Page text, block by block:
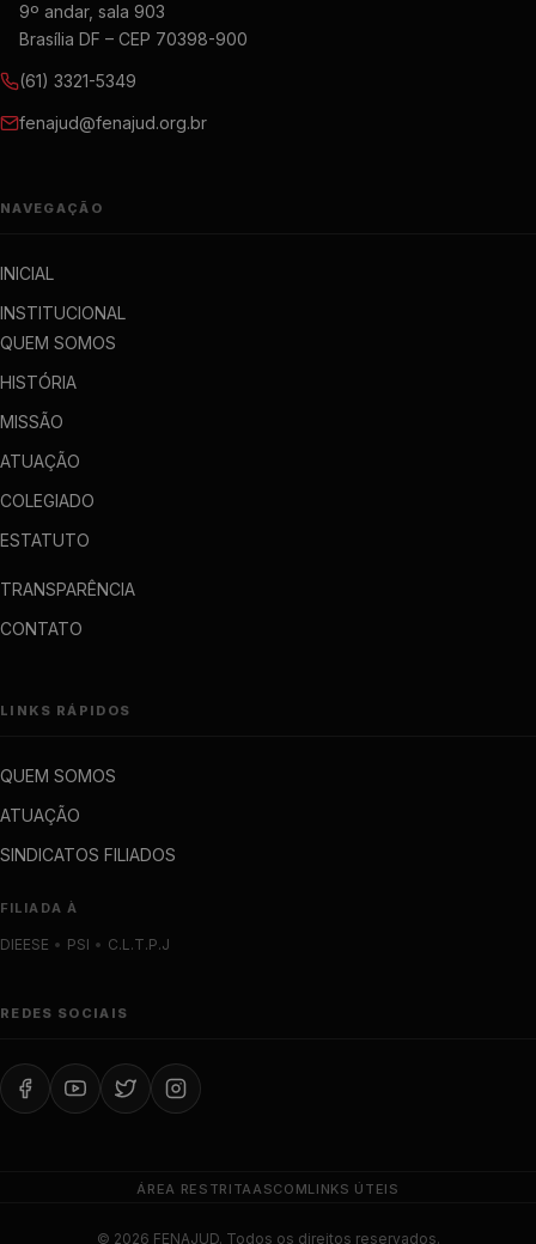
9º andar, sala 903
Brasília DF – CEP 70398-900
(61) 3321-5349
fenajud@fenajud.org.br
NAVEGAÇÃO
INICIAL
INSTITUCIONAL
QUEM SOMOS
HISTÓRIA
MISSÃO
ATUAÇÃO
COLEGIADO
ESTATUTO
TRANSPARÊNCIA
CONTATO
LINKS RÁPIDOS
QUEM SOMOS
ATUAÇÃO
SINDICATOS FILIADOS
FILIADA À
DIEESE • PSI • C.L.T.P.J
REDES SOCIAIS
ÁREA RESTRITAASCOMLINKS ÚTEIS
© 2026 FENAJUD. Todos os direitos reservados.